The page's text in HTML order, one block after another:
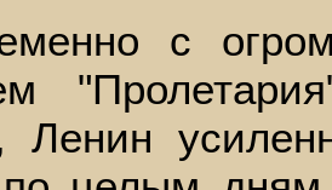
с
Ленин